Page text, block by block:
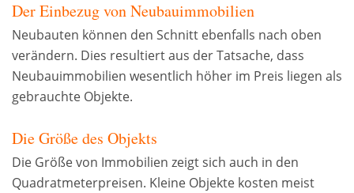
Der Einbezug von Neubauimmobilien
Neubauten können den Schnitt ebenfalls nach oben
verändern. Dies resultiert aus der Tatsache, dass
Neubauimmobilien wesentlich höher im Preis liegen als
gebrauchte Objekte.
Die Größe des Objekts
Die Größe von Immobilien zeigt sich auch in den
Quadratmeterpreisen. Kleine Objekte kosten meist